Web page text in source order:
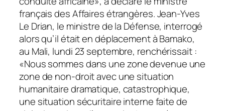
français des Affaires étrangères. Jean-Yves
Le Drian, le ministre de la Défense, interrogé
alors qu’il était en déplacement à Bamako,
au Mali, lundi 23 septembre, renchérissait :
«Nous sommes dans une zone devenue une
zone de non-droit avec une situation
humanitaire dramatique, catastrophique,
une situation sécuritaire interne faite de